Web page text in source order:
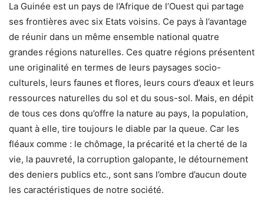
La Guinée est un pays de l’Afrique de l’Ouest qui partage
ses frontières avec six Etats voisins. Ce pays à l’avantage
de réunir dans un même ensemble national quatre
grandes régions naturelles. Ces quatre régions présentent
une originalité en termes de leurs paysages socio-
culturels, leurs faunes et flores, leurs cours d’eaux et leurs
ressources naturelles du sol et du sous-sol. Mais, en dépit
de tous ces dons qu’offre la nature au pays, la population,
quant à elle, tire toujours le diable par la queue. Car les
fléaux comme : le chômage, la précarité et la cherté de la
vie, la pauvreté, la corruption galopante, le détournement
des deniers publics etc., sont sans l’ombre d’aucun doute
les caractéristiques de notre société.